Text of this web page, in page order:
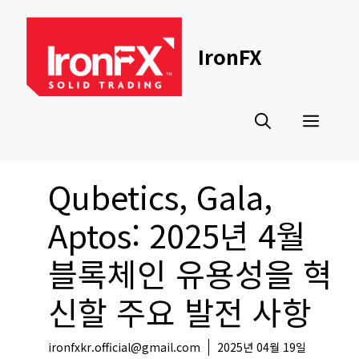
content
IronFX
Qubetics, Gala,
Aptos: 2025년 4월
블록체인 유용성을 혁
신할 주요 발전 사항
ironfxkr.official@gmail.com 2025년 04월 19일